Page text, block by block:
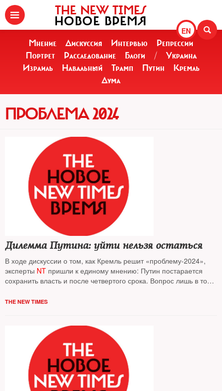
EN
THE NEW TIMES
НОВОЕ ВРЕМЯ
Мнение Дискуссия Интервью
Репрессии
Портрет
Расследование Блоги /
Украина
Израиль
Навальный Трамп Путин
Кремль
Дума
ПРОБЛЕМА 2024
Дилемма Путина: уйти нельзя остаться
В ходе дискуссии о том, как Кремль решит «проблему-2024»,
эксперты NT пришли к единому мнению: Путин постарается
сохранить власть и после четвертого срока. Вопрос лишь в том,
THE NEW TIMES